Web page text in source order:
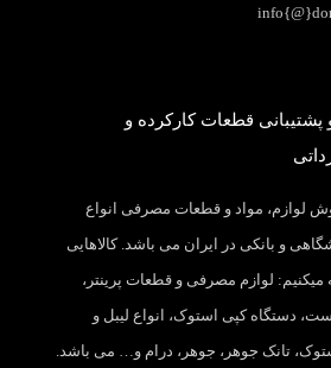
قطعات کارکرده و
لوازم، مواد و قطعات مصرفی انواع
و بانکی در ایران می باشد. کالاهایی
میکنیم: لوازم مصرفی و قطعات پرینتر،
دستگاه کپی استوک، انواع لیبل و
تانک جوهر، جوهر، درام و… می باشد.